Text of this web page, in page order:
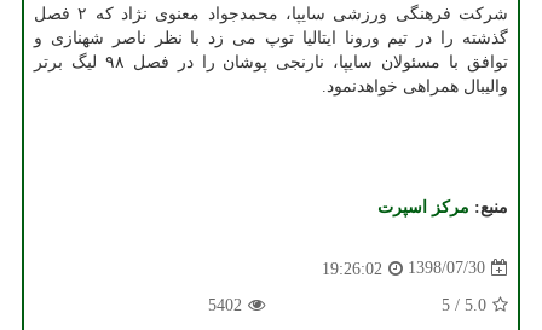
شركت فرهنگی ورزشی سایپا، محمدجواد معنوی نژاد كه ۲ فصل
گذشته را در تیم ورونا ایتالیا توپ می زد با نظر ناصر شهنازی و
توافق با مسئولان سایپا، نارنجی پوشان را در فصل ۹۸ لیگ برتر
والیبال همراهی خواهدنمود.
منبع: مركز اسپرت
1398/07/30
19:26:02
5.0
/
5
5402